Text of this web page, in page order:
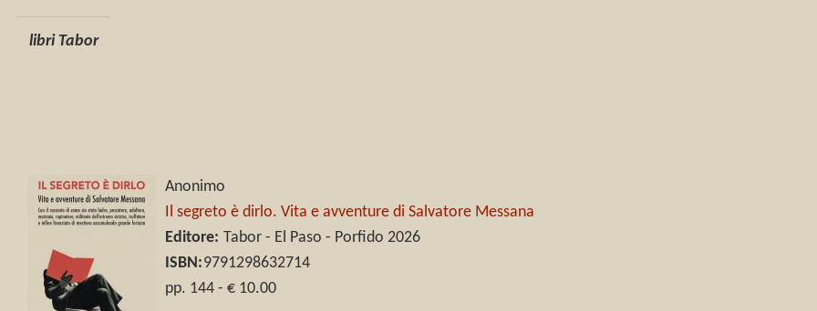
libri Tabor
Anonimo
Il segreto è dirlo. Vita e avventure di Salvatore Messana
Editore: Tabor - El Paso - Porfido 2026
ISBN:9791298632714
pp. 144 - € 10.00